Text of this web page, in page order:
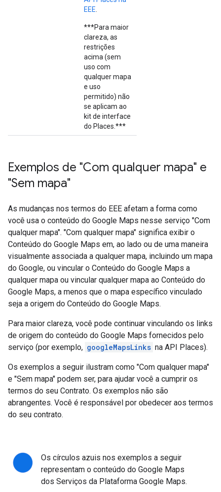
EEE
***Para maior
clareza, as
restrições
acima (sem
uso com
qualquer mapa
e uso
permitido) não
se aplicam ao
kit de interface
do Places.***
Exemplos de "Com qualquer mapa" e
"Sem mapa"
As mudanças nos termos do EEE afetam a forma como
você usa o conteúdo do Google Maps nesse serviço "Com
qualquer mapa". "Com qualquer mapa" significa exibir o
Conteúdo do Google Maps em, ao lado ou de uma maneira
visualmente associada a qualquer mapa, incluindo um mapa
do Google, ou vincular o Conteúdo do Google Maps a
qualquer mapa ou vincular qualquer mapa ao Conteúdo do
Google Maps, a menos que o mapa específico vinculado
seja a origem do Conteúdo do Google Maps.
Para maior clareza, você pode continuar vinculando os links
de origem do conteúdo do Google Maps fornecidos pelo
serviço (por exemplo, googleMapsLinks na API Places).
Os exemplos a seguir ilustram como "Com qualquer mapa"
e "Sem mapa" podem ser, para ajudar você a cumprir os
termos do seu Contrato. Os exemplos não são
abrangentes. Você é responsável por obedecer aos termos
do seu contrato.
Os círculos azuis nos exemplos a seguir
representam o conteúdo do Google Maps
dos Serviços da Plataforma Google Maps.